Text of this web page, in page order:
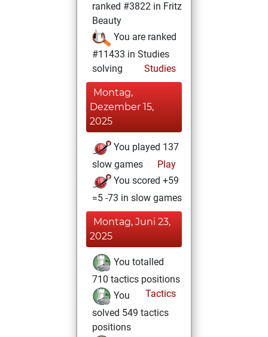
ranked #3822 in Fritz
Beauty
You are ranked
#11433 in Studies
solving
Studies
Montag,
Dezember 15,
2025
You played 137
slow games
Play
You scored +59
=5 -73 in slow games
Montag, Juni 23,
2025
You totalled
710 tactics positions
Tactics
You
solved 549 tactics
positions